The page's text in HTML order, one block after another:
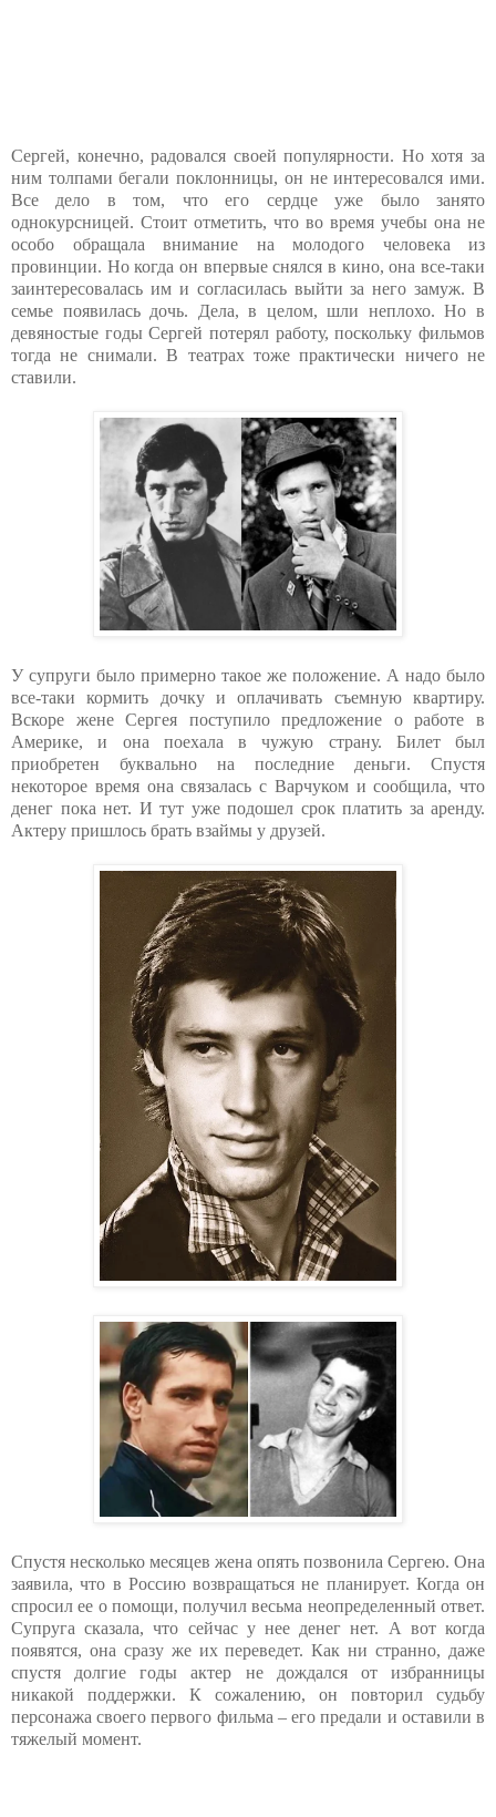
Сергей, конечно, радовался своей популярности. Но хотя за
ним толпами бегали поклонницы, он не интересовался ими.
Все дело в том, что его сердце уже было занято
однокурсницей. Стоит отметить, что во время учебы она не
особо обращала внимание на молодого человека из
провинции. Но когда он впервые снялся в кино, она все-таки
заинтересовалась им и согласилась выйти за него замуж. В
семье появилась дочь. Дела, в целом, шли неплохо. Но в
девяностые годы Сергей потерял работу, поскольку фильмов
тогда не снимали. В театрах тоже практически ничего не
ставили.
У супруги было примерно такое же положение. А надо было
все-таки кормить дочку и оплачивать съемную квартиру.
Вскоре жене Сергея поступило предложение о работе в
Америке, и она поехала в чужую страну. Билет был
приобретен буквально на последние деньги. Спустя
некоторое время она связалась с Варчуком и сообщила, что
денег пока нет. И тут уже подошел срок платить за аренду.
Актеру пришлось брать взаймы у друзей.
Спустя несколько месяцев жена опять позвонила Сергею. Она
заявила, что в Россию возвращаться не планирует. Когда он
спросил ее о помощи, получил весьма неопределенный ответ.
Супруга сказала, что сейчас у нее денег нет. А вот когда
появятся, она сразу же их переведет. Как ни странно, даже
спустя долгие годы актер не дождался от избранницы
никакой поддержки. К сожалению, он повторил судьбу
персонажа своего первого фильма – его предали и оставили в
тяжелый момент.